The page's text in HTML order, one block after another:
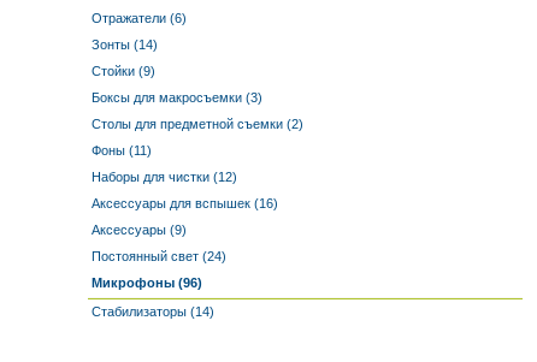
Отражатели (6)
Зонты (14)
Стойки (9)
Боксы для макросъемки (3)
Столы для предметной съемки (2)
Фоны (11)
Наборы для чистки (12)
Аксессуары для вспышек (16)
Аксессуары (9)
Постоянный свет (24)
Микрофоны (96)
Стабилизаторы (14)